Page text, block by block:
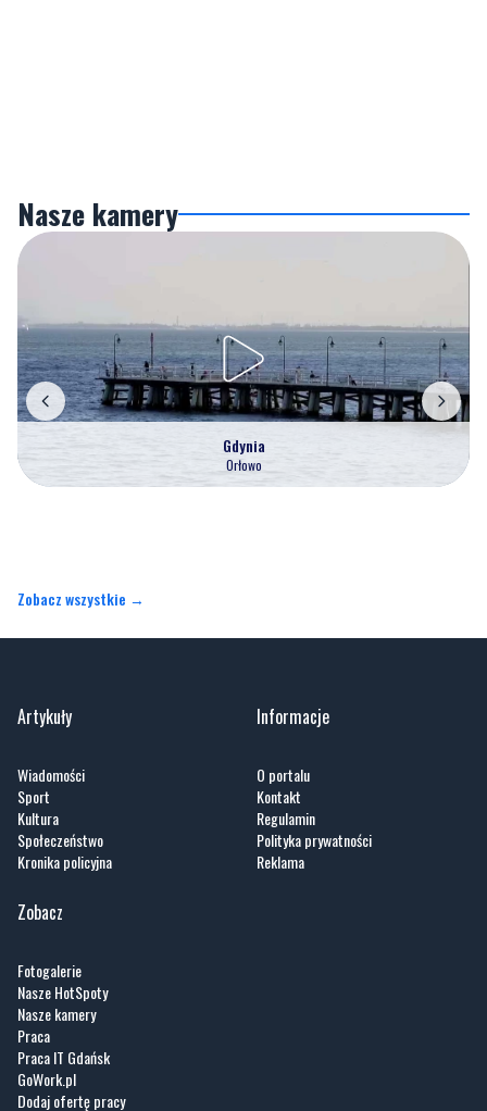
Nasze kamery
Gdynia
Orłowo
Zobacz wszystkie →
Artykuły
Wiadomości
Sport
Kultura
Społeczeństwo
Kronika policyjna
Informacje
O portalu
Kontakt
Regulamin
Polityka prywatności
Reklama
Zobacz
Fotogalerie
Nasze HotSpoty
Nasze kamery
Praca
Praca IT Gdańsk
GoWork.pl
Dodaj ofertę pracy